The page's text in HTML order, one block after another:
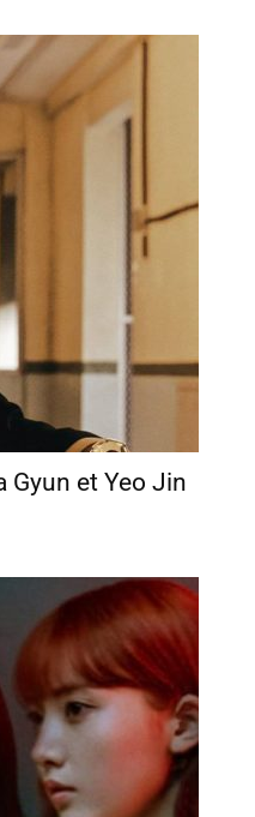
Gyun et Yeo Jin